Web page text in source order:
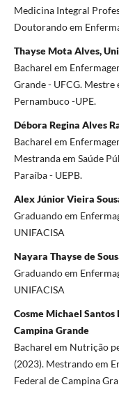
Medicina Integral
Doutorando em
Thayse Mota Alves,
Bacharel em
Grande - UFCG.
Pernambuco -UPE.
Débora Regina Alves
Bacharel em
Mestranda em Saúde
Paraíba - UEPB.
Alex Júnior Vieira
Graduando em
UNIFACISA
Nayara Thayse de
Graduando em
UNIFACISA
Cosme Michael
Campina Grande
Bacharel em Nutrição
(2023). Mestrando em
Federal de Campina